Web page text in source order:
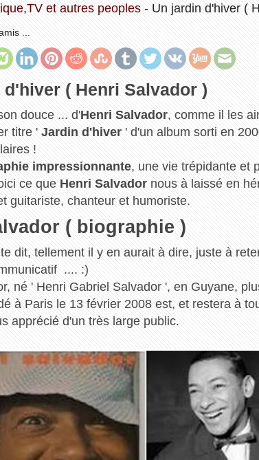
et autres peoples- Un jardin d'hiver (
...
( Henri Salvador )
douce ... d'Henri Salvador, comme il les
titre ' Jardin d'hiver ' d'un album sorti en
!
impressionnante, une vie trépidante et
ce que Henri Salvadornous à laissé en
guitariste, chanteur et humoriste.
( biographie )
dit, tellement il y en aurait à dire, juste à
.... :)
né ' Henri Gabriel Salvador ', en Guyane,
à Paris le 13 février 2008 est, et restera à
apprécié d'un très large public.